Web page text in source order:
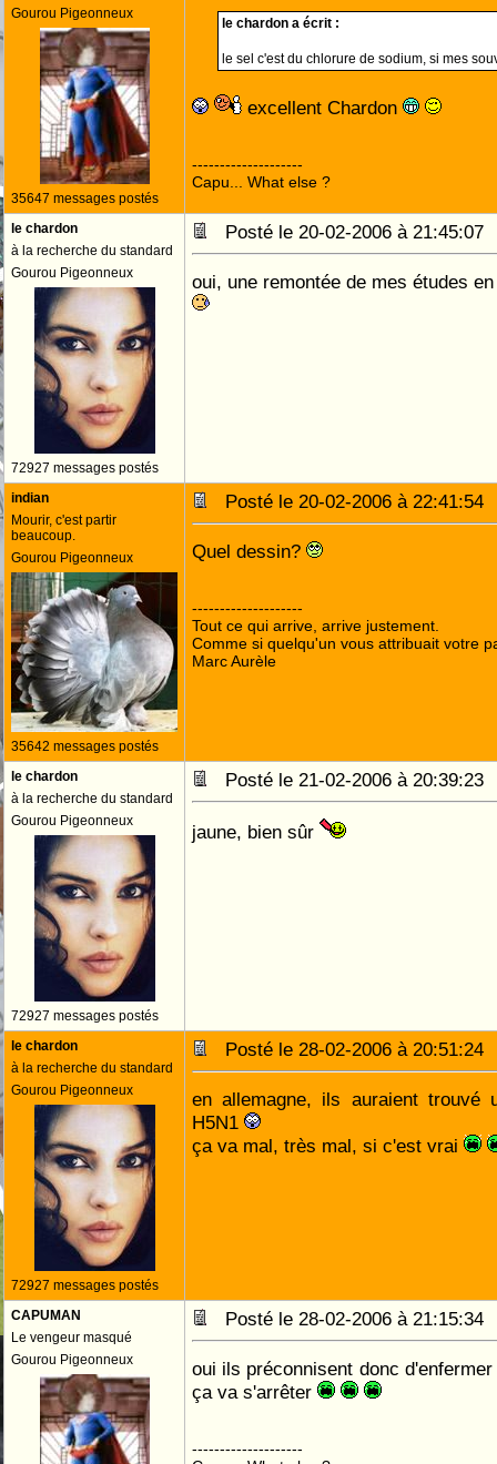
Gourou Pigeonneux
35647 messages postés
le chardon a écrit :
le sel c'est du chlorure de sodium, si mes
excellent Chardon
--------------------
Capu... What else ?
le chardon
à la recherche du standard
Gourou Pigeonneux
72927 messages postés
Posté le 20-02-2006 à
oui, une remontée de mes études
indian
Mourir, c'est partir
beaucoup.
Gourou Pigeonneux
35642 messages postés
Posté le 20-02-2006 à
Quel dessin?
--------------------
Tout ce qui arrive, arrive justement.
Comme si quelqu'un vous attribuait votre
Marc Aurèle
le chardon
à la recherche du standard
Gourou Pigeonneux
72927 messages postés
Posté le 21-02-2006 à
jaune, bien sûr
le chardon
à la recherche du standard
Gourou Pigeonneux
72927 messages postés
Posté le 28-02-2006 à
en allemagne, ils auraient trouvé
H5N1
ça va mal, très mal, si c'est vrai
CAPUMAN
Le vengeur masqué
Gourou Pigeonneux
Posté le 28-02-2006 à
oui ils préconnisent donc
ça va s'arrêter
--------------------